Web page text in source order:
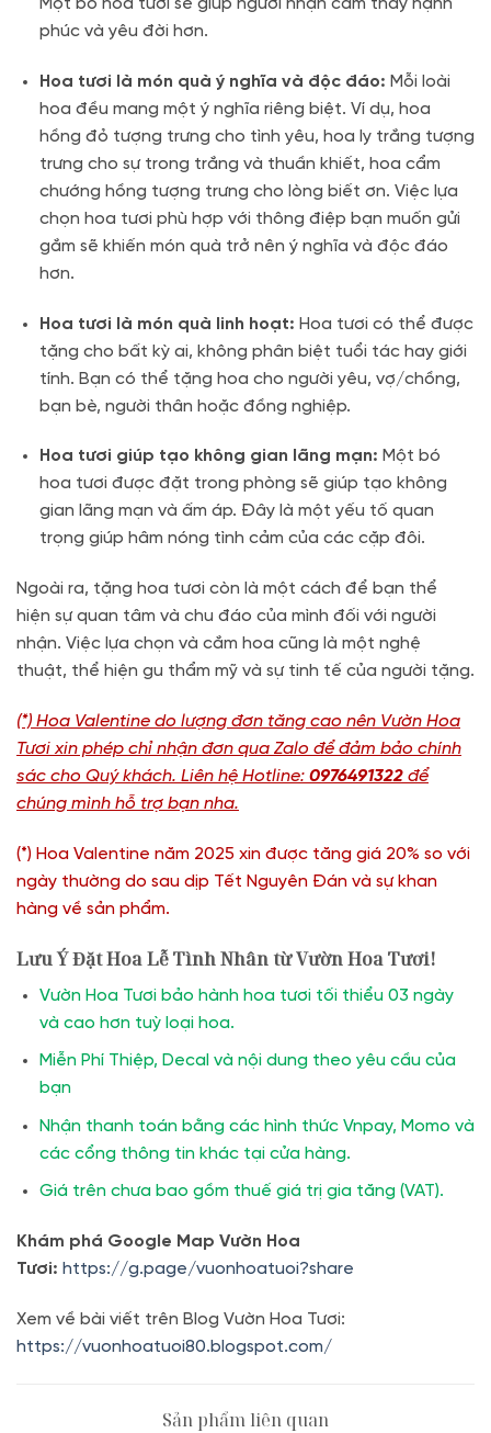
Một bó hoa tươi sẽ giúp người nhận cảm thấy hạnh
phúc và yêu đời hơn.
Hoa tươi là món quà ý nghĩa và độc đáo: Mỗi loài
hoa đều mang một ý nghĩa riêng biệt. Ví dụ, hoa
hồng đỏ tượng trưng cho tình yêu, hoa ly trắng tượng
trưng cho sự trong trắng và thuần khiết, hoa cẩm
chướng hồng tượng trưng cho lòng biết ơn. Việc lựa
chọn hoa tươi phù hợp với thông điệp bạn muốn gửi
gắm sẽ khiến món quà trở nên ý nghĩa và độc đáo
hơn.
Hoa tươi là món quà linh hoạt: Hoa tươi có thể được
tặng cho bất kỳ ai, không phân biệt tuổi tác hay giới
tính. Bạn có thể tặng hoa cho người yêu, vợ/chồng,
bạn bè, người thân hoặc đồng nghiệp.
Hoa tươi giúp tạo không gian lãng mạn: Một bó
hoa tươi được đặt trong phòng sẽ giúp tạo không
gian lãng mạn và ấm áp. Đây là một yếu tố quan
trọng giúp hâm nóng tình cảm của các cặp đôi.
Ngoài ra, tặng hoa tươi còn là một cách để bạn thể
hiện sự quan tâm và chu đáo của mình đối với người
nhận. Việc lựa chọn và cắm hoa cũng là một nghệ
thuật, thể hiện gu thẩm mỹ và sự tinh tế của người tặng.
(*) Hoa Valentine do lượng đơn tăng cao nên Vườn Hoa
Tươi xin phép chỉ nhận đơn qua Zalo để đảm bảo chính
sác cho Quý khách. Liên hệ Hotline: 0976491322 để
chúng mình hỗ trợ bạn nha.
(*) Hoa Valentine năm 2025 xin được tăng giá 20% so với
ngày thường do sau dịp Tết Nguyên Đán và sự khan
hàng về sản phẩm.
Lưu Ý Đặt Hoa Lễ Tình Nhân từ Vườn Hoa Tươi!
Vườn Hoa Tươi bảo hành hoa tươi tối thiểu 03 ngày
và cao hơn tuỳ loại hoa.
Miễn Phí Thiệp, Decal và nội dung theo yêu cầu của
bạn
Nhận thanh toán bằng các hình thức Vnpay, Momo và
các cổng thông tin khác tại cửa hàng.
Giá trên chưa bao gồm thuế giá trị gia tăng (VAT).
Khám phá Google Map Vườn Hoa
Tươi: https://g.page/vuonhoatuoi?share
Xem về bài viết trên Blog Vườn Hoa Tươi:
https://vuonhoatuoi80.blogspot.com/
Sản phẩm liên quan